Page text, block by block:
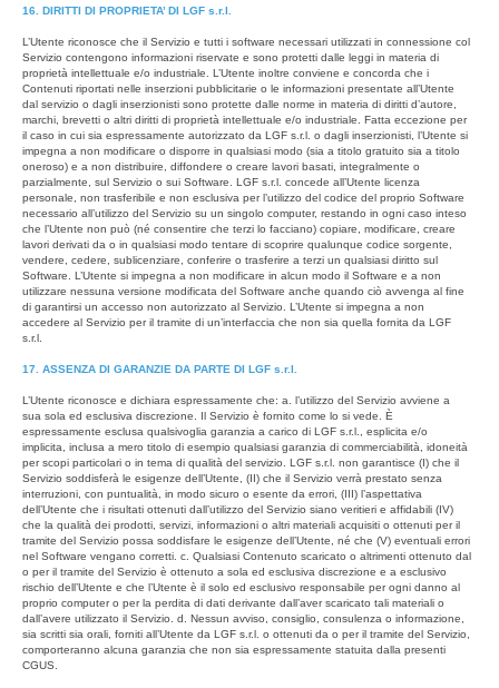
16. DIRITTI DI PROPRIETA’ DI LGF s.r.l.
L’Utente riconosce che il Servizio e tutti i software necessari utilizzati in connessione col
Servizio contengono informazioni riservate e sono protetti dalle leggi in materia di
proprietà intellettuale e/o industriale. L’Utente inoltre conviene e concorda che i
Contenuti riportati nelle inserzioni pubblicitarie o le informazioni presentate all’Utente
dal servizio o dagli inserzionisti sono protette dalle norme in materia di diritti d’autore,
marchi, brevetti o altri diritti di proprietà intellettuale e/o industriale. Fatta eccezione per
il caso in cui sia espressamente autorizzato da LGF s.r.l. o dagli inserzionisti, l’Utente si
impegna a non modificare o disporre in qualsiasi modo (sia a titolo gratuito sia a titolo
oneroso) e a non distribuire, diffondere o creare lavori basati, integralmente o
parzialmente, sul Servizio o sui Software. LGF s.r.l. concede all’Utente licenza
personale, non trasferibile e non esclusiva per l’utilizzo del codice del proprio Software
necessario all’utilizzo del Servizio su un singolo computer, restando in ogni caso inteso
che l’Utente non può (né consentire che terzi lo facciano) copiare, modificare, creare
lavori derivati da o in qualsiasi modo tentare di scoprire qualunque codice sorgente,
vendere, cedere, sublicenziare, conferire o trasferire a terzi un qualsiasi diritto sul
Software. L’Utente si impegna a non modificare in alcun modo il Software e a non
utilizzare nessuna versione modificata del Software anche quando ciò avvenga al fine
di garantirsi un accesso non autorizzato al Servizio. L’Utente si impegna a non
accedere al Servizio per il tramite di un’interfaccia che non sia quella fornita da LGF
s.r.l.
17. ASSENZA DI GARANZIE DA PARTE DI LGF s.r.l.
L’Utente riconosce e dichiara espressamente che: a. l’utilizzo del Servizio avviene a
sua sola ed esclusiva discrezione. Il Servizio è fornito come lo si vede. È
espressamente esclusa qualsivoglia garanzia a carico di LGF s.r.l., esplicita e/o
implicita, inclusa a mero titolo di esempio qualsiasi garanzia di commerciabilità, idoneità
per scopi particolari o in tema di qualità del servizio. LGF s.r.l. non garantisce (I) che il
Servizio soddisferà le esigenze dell’Utente, (II) che il Servizio verrà prestato senza
interruzioni, con puntualità, in modo sicuro o esente da errori, (III) l’aspettativa
dell’Utente che i risultati ottenuti dall’utilizzo del Servizio siano veritieri e affidabili (IV)
che la qualità dei prodotti, servizi, informazioni o altri materiali acquisiti o ottenuti per il
tramite del Servizio possa soddisfare le esigenze dell’Utente, né che (V) eventuali errori
nel Software vengano corretti. c. Qualsiasi Contenuto scaricato o altrimenti ottenuto dal
o per il tramite del Servizio è ottenuto a sola ed esclusiva discrezione e a esclusivo
rischio dell’Utente e che l’Utente è il solo ed esclusivo responsabile per ogni danno al
proprio computer o per la perdita di dati derivante dall’aver scaricato tali materiali o
dall’avere utilizzato il Servizio. d. Nessun avviso, consiglio, consulenza o informazione,
sia scritti sia orali, forniti all’Utente da LGF s.r.l. o ottenuti da o per il tramite del Servizio,
comporteranno alcuna garanzia che non sia espressamente statuita dalla presenti
CGUS.